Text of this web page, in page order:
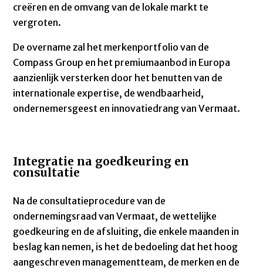
creëren en de omvang van de lokale markt te
vergroten.
De overname zal het merkenportfolio van de
Compass Group en het premiumaanbod in Europa
aanzienlijk versterken door het benuttenvan de
internationale expertise, de wendbaarheid,
ondernemersgeest en innovatiedrang van Vermaat.
Integratie na goedkeuring en
consultatie
Na de consultatieprocedure van de
ondernemingsraad van Vermaat, de wettelijke
goedkeuring en de afsluiting, die enkele maanden in
beslag kan nemen, is het de bedoeling dat het hoog
aangeschreven managementteam, de merken en de